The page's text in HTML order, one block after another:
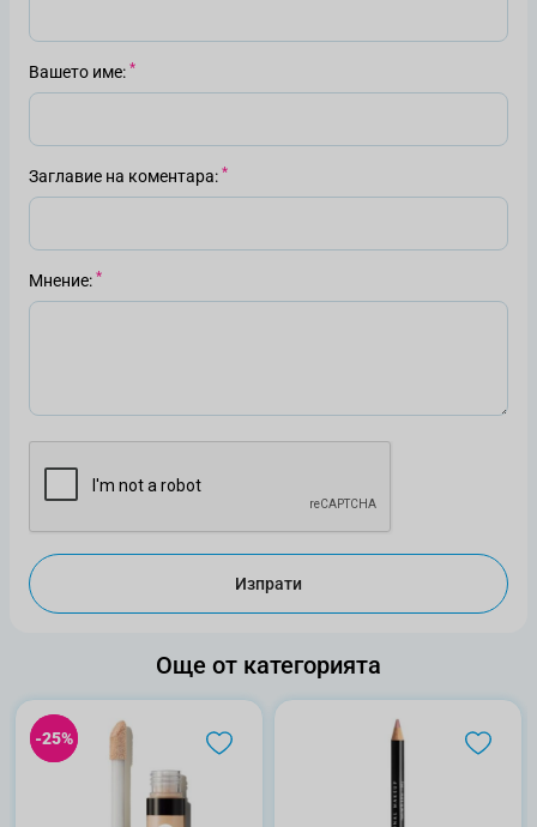
Вашето име
Заглавие на коментара
Мнение
Изпрати
Още от категорията
-25%
-25%